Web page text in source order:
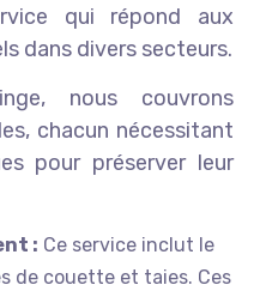
qui répond aux
dans divers secteurs.
nous couvrons
chacun nécessitant
pour préserver leur
: Ce service inclut le
de couette et taies. Ces